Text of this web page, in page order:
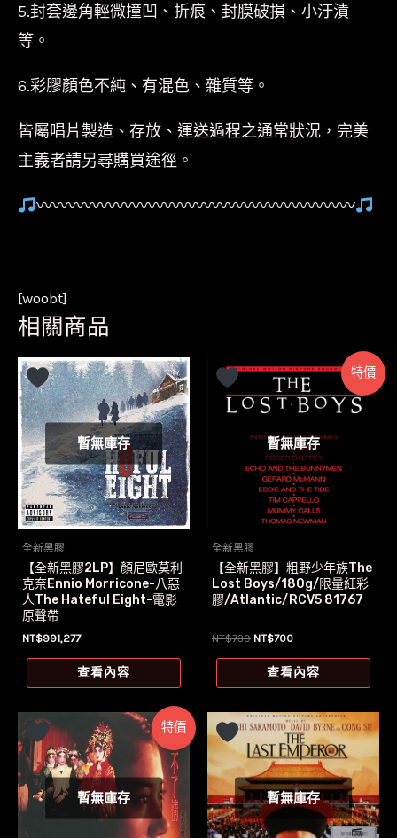
5.封套邊角輕微撞凹、折痕、封膜破損、小汙漬
等。
6.彩膠顏色不純、有混色、雜質等。
皆屬唱片製造、存放、運送過程之通常狀況，完美
主義者請另尋購買途徑。
〰〰〰〰〰〰〰〰〰〰〰〰〰〰〰〰〰〰〰〰
[woobt]
相關商品
暫無庫存
全新黑膠
【全新黑膠2LP】顏尼歐莫利
克奈Ennio Morricone-八惡
人The Hateful Eight-電影
原聲帶
NT$991,277
查看內容
特價
暫無庫存
全新黑膠
【全新黑膠】粗野少年族The
Lost Boys/180g/限量紅彩
膠/Atlantic/RCV5 81767
NT$739 原
格：
NT$700目
價
格：
查看內容
特價
暫無庫存 暫無庫存